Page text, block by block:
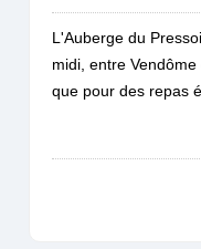
L'Auberge du
midi, entre
que pour des repas